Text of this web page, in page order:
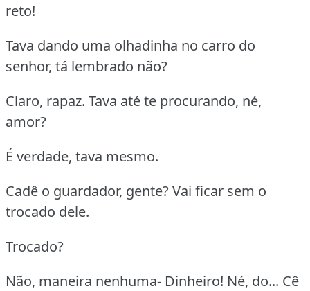
reto!
Tava dando uma olhadinha no carro do
senhor, tá lembrado não?
Claro, rapaz. Tava até te procurando, né,
amor?
É verdade, tava mesmo.
Cadê o guardador, gente? Vai ficar sem o
trocado dele.
Trocado?
Não, maneira nenhuma- Dinheiro! Né, do... Cê